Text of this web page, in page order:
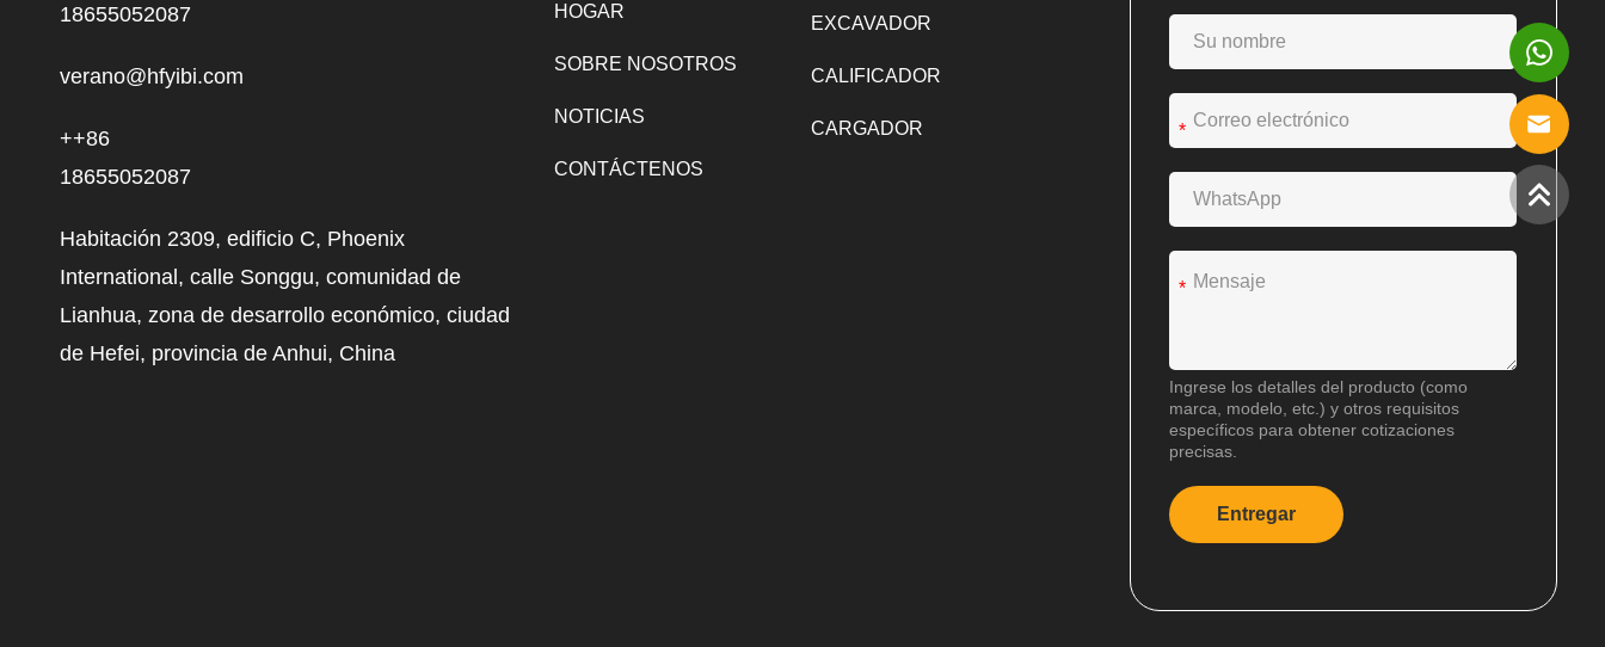
18655052087
verano@hfyibi.com
++86
18655052087
Habitación 2309, edificio C, Phoenix
International, calle Songgu, comunidad de
Lianhua, zona de desarrollo económico, ciudad
de Hefei, provincia de Anhui, China
HOGAR
SOBRE NOSOTROS
NOTICIAS
CONTÁCTENOS
EXCAVADOR
CALIFICADOR
CARGADOR *
*
Ingrese los detalles del producto (como
marca, modelo, etc.) y otros requisitos
específicos para obtener cotizaciones
precisas.
Entregar
e